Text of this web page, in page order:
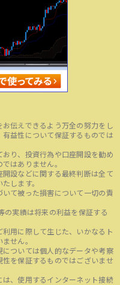
伝えできるよう万全の努力をし
益性について保証するものでは
り、投資行為や口座開設を勧め
はありません。
設などに関する最終判断は全て
します。
て被った損害について一切の責
の実績は将来の利益を保証する
用に際して生じた、いかなるト
せん。
ついては個人的なデータや考察
を保証するものではございませ
、使用するインターネット接続